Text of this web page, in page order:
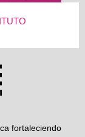
fortaleciendo